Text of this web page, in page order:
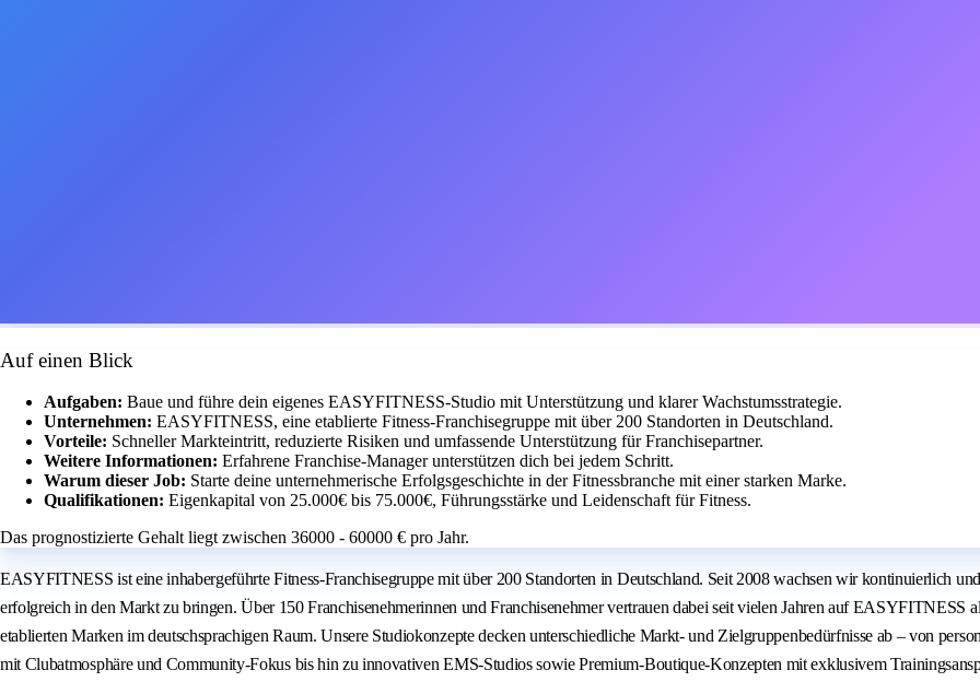
Auf einen Blick
Aufgaben: Baue und führe dein eigenes EASYFITNESS-Studio mit Unterstützung und klarer Wachstumsstrategie.
Unternehmen: EASYFITNESS, eine etablierte Fitness-Franchisegruppe mit über 200 Standorten in Deutschland.
Vorteile: Schneller Markteintritt, reduzierte Risiken und umfassende Unterstützung für Franchisepartner.
Weitere Informationen: Erfahrene Franchise-Manager unterstützen dich bei jedem Schritt.
Warum dieser Job: Starte deine unternehmerische Erfolgsgeschichte in der Fitnessbranche mit einer starken Marke.
Qualifikationen: Eigenkapital von 25.000€ bis 75.000€, Führungsstärke und Leidenschaft für Fitness.
Das prognostizierte Gehalt liegt zwischen 36000 - 60000 € pro Jahr.
EASYFITNESS ist eine inhabergeführte Fitness-Franchisegruppe mit über 200 Standorten in Deutschland. Seit 2008 wachsen wir kontinuierlich
erfolgreich in den Markt zu bringen. Über 150 Franchisenehmerinnen und Franchisenehmer vertrauen dabei seit vielen Jahren auf EASYFITNESS
etablierten Marken im deutschsprachigen Raum. Unsere Studiokonzepte decken unterschiedliche Markt- und Zielgruppenbedürfnisse ab – von
mit Clubatmosphäre und Community-Fokus bis hin zu innovativen EMS-Studios sowie Premium-Boutique-Konzepten mit exklusivem